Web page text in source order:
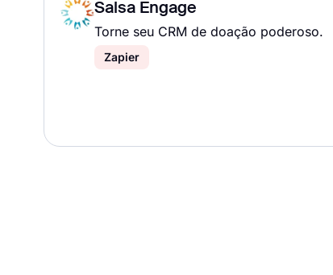
Salsa Engage
Torne seu CRM de doação poderoso.
Zapier